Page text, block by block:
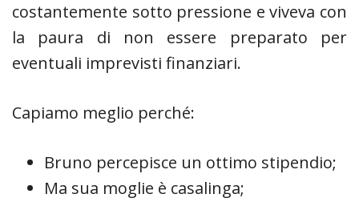
costantemente sotto pressione e viveva con
la paura di non essere preparato per
eventuali imprevisti finanziari.
Capiamo meglio perché:
Bruno percepisce un ottimo stipendio;
Ma sua moglie è casalinga;